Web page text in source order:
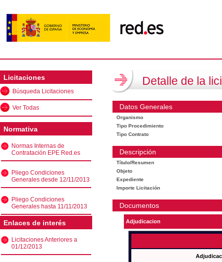
Licitaciones
Búsqueda Licitaciones
Ver Todas
Normativa
Normas Internas de
Contratación EPE Red.es
Pliego Condiciones
Generales desde 12/11/2013
Pliego Condiciones
Generales hasta 11/11/2013
Enlaces de interés
Licitaciones Anteriores a
01/12/2013
Detalle de la
Datos Generales
Organismo
Tipo Procedimiento
Tipo Contrato
Descripción
Título/Resumen
Objeto
Expediente
Importe Licitación
Documentos
Adjudicacion